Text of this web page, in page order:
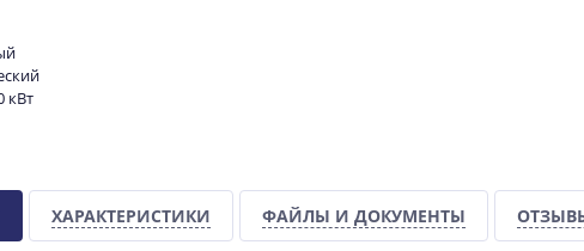
ХАРАКТЕРИСТИКИ ФАЙЛЫ И ДОКУМЕНТЫ